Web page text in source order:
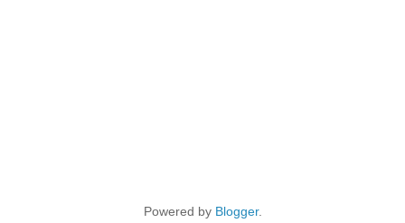
Powered by Blogger.